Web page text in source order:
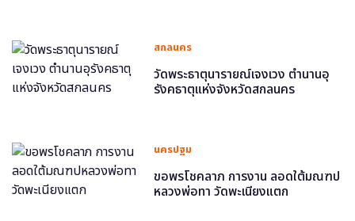
สกลนคร
วัดพระธาตุนารายณ์เจงเวง ตำนานอุ
รังคธาตุแห่งจังหวัดสกลนคร
นครปฐม
ขอพรโชคลาภ การงาน ลอดใต้มณฑป
หลวงพ่อทา วัดพะเนียงแตก